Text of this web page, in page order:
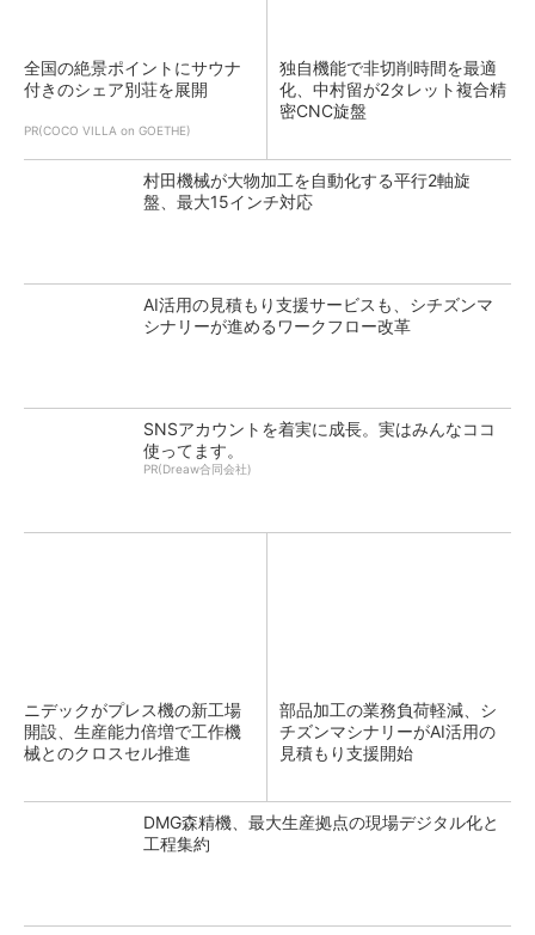
全国の絶景ポイントにサウナ
付きのシェア別荘を展開
PR(COCO VILLA on GOETHE)
独自機能で非切削時間を最適
化、中村留が2タレット複合精
密CNC旋盤
村田機械が大物加工を自動化する平行2軸旋
盤、最大15インチ対応
AI活用の見積もり支援サービスも、シチズンマ
シナリーが進めるワークフロー改革
SNSアカウントを着実に成長。実はみんなココ
使ってます。
PR(Dreaw合同会社)
ニデックがプレス機の新工場
開設、生産能力倍増で工作機
械とのクロスセル推進
部品加工の業務負荷軽減、シ
チズンマシナリーがAI活用の
見積もり支援開始
DMG森精機、最大生産拠点の現場デジタル化と
工程集約